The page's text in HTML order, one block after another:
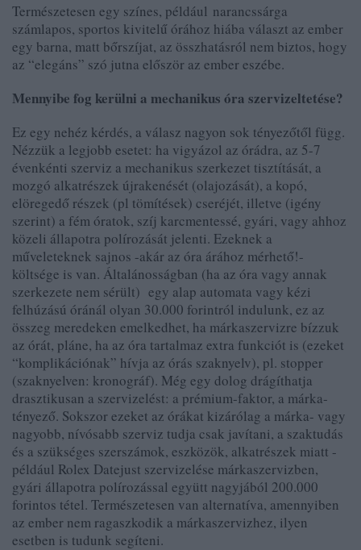
Természetesen egy színes, például narancssárga
számlapos, sportos kivitelű órához hiába választ az ember
egy barna, matt bőrszíjat, az összhatásról nem biztos, hogy
az “elegáns” szó jutna először az ember eszébe.
Mennyibe fog kerülni a mechanikus óra szervizeltetése?
Ez egy nehéz kérdés, a válasz nagyon sok tényezőtől függ.
Nézzük a legjobb esetet: ha vigyázol az órádra, az 5-7
évenkénti szerviz a mechanikus szerkezet tisztítását, a
mozgó alkatrészek újrakenését (olajozását), a kopó,
elöregedő részek (pl tömítések) cseréjét, illetve (igény
szerint) a fém óratok, szíj karcmentessé, gyári, vagy ahhoz
közeli állapotra polírozását jelenti. Ezeknek a
műveleteknek sajnos -akár az óra árához mérhető!-
költsége is van. Általánosságban (ha az óra vagy annak
szerkezete nem sérült) egy alap automata vagy kézi
felhúzású óránál olyan 30.000 forintról indulunk, ez az
összeg meredeken emelkedhet, ha márkaszervizre bízzuk
az órát, pláne, ha az óra tartalmaz extra funkciót is (ezeket
“komplikációnak” hívja az órás szaknyelv), pl. stopper
(szaknyelven: kronográf). Még egy dolog drágíthatja
drasztikusan a szervizelést: a prémium-faktor, a márka-
tényező. Sokszor ezeket az órákat kizárólag a márka- vagy
nagyobb, nívósabb szerviz tudja csak javítani, a szaktudás
és a szükséges szerszámok, eszközök, alkatrészek miatt -
például Rolex Datejust szervizelése márkaszervizben,
gyári állapotra polírozással együtt nagyjából 200.000
forintos tétel. Természetesen van alternatíva, amennyiben
az ember nem ragaszkodik a márkaszervizhez, ilyen
esetben is tudunk segíteni.